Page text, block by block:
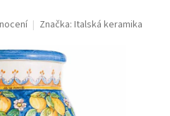
Značka: Italská keramika